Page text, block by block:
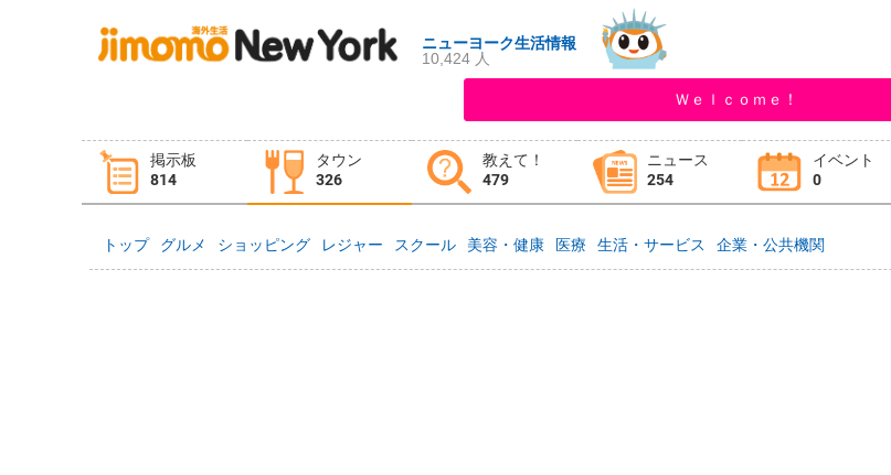
ニューヨーク生活情報
10,424 人
Ｗｅｌｃｏｍｅ！
掲示板
814
タウン
326
教えて！
479
ニュース
254
イベント
0
タウン情報 教えて！
イベント 求人
トップ グルメ ショッピング レジャー スクール 美容・健康 医療 生活・サービス 企業・公共機関